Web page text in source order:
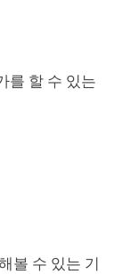
를 할 수 있는
볼 수 있는 기